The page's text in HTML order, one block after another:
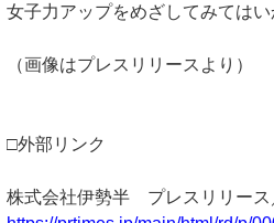
女子力アップをめざしてみてはい
（画像はプレスリリースより）
□外部リンク
株式会社伊勢半 プレスリリース